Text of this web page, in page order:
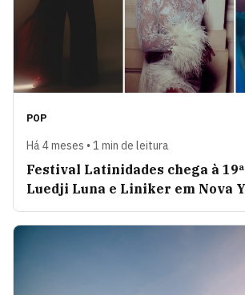
POP
Há 4 meses • 1 min de leitura
Festival Latinidades chega à
Luedji Luna e Liniker em Nova